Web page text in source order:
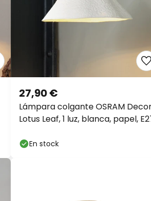
Lámpara colgante OSRAM
Lotus Leaf, 1 luz, blanca, papel,
27,90 €
En stock